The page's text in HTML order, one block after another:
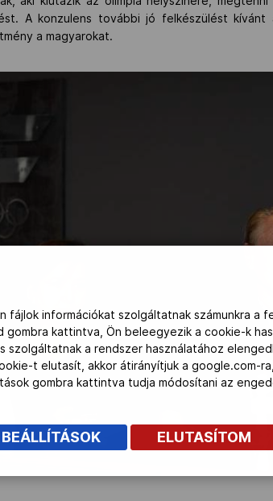
A konzulens további jó felkészülést kívánt
a magyarokat.
fájlok információkat szolgáltatnak számunkra a
kattintva, Ön beleegyezik a cookie-k
szolgáltatnak a rendszer használatához
t elutasít, akkor átirányítjuk a google.com-
gombra kattintva tudja módosítani az
BEÁLLÍTÁSOK ELUTASÍTOM